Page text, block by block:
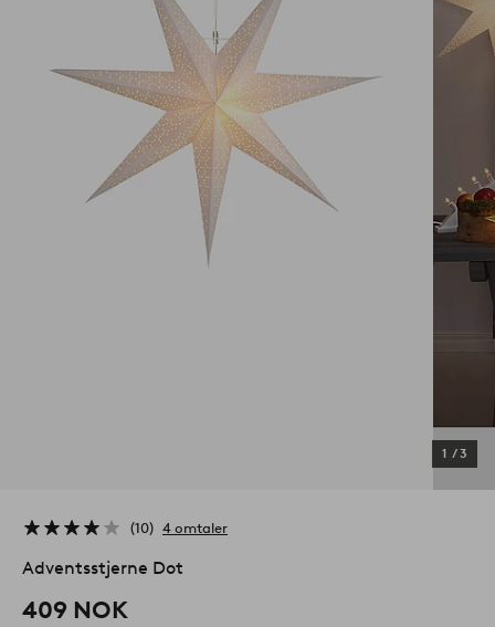
1 /3
10 4 omtaler
Adventsstjerne Dot
409 NOK